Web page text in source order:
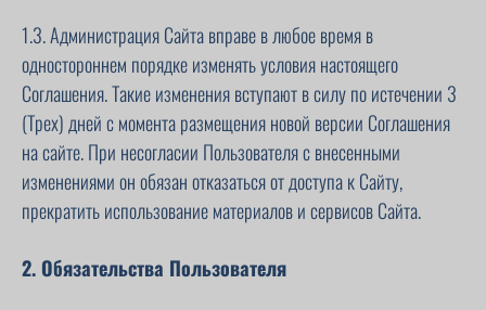
1.3. Администрация Сайта вправе в любое время в
одностороннем порядке изменять условия настоящего
Соглашения. Такие изменения вступают в силу по истечении 3
(Трех) дней с момента размещения новой версии Соглашения
на сайте. При несогласии Пользователя с внесенными
изменениями он обязан отказаться от доступа к Сайту,
прекратить использование материалов и сервисов Сайта.
2. Обязательства Пользователя